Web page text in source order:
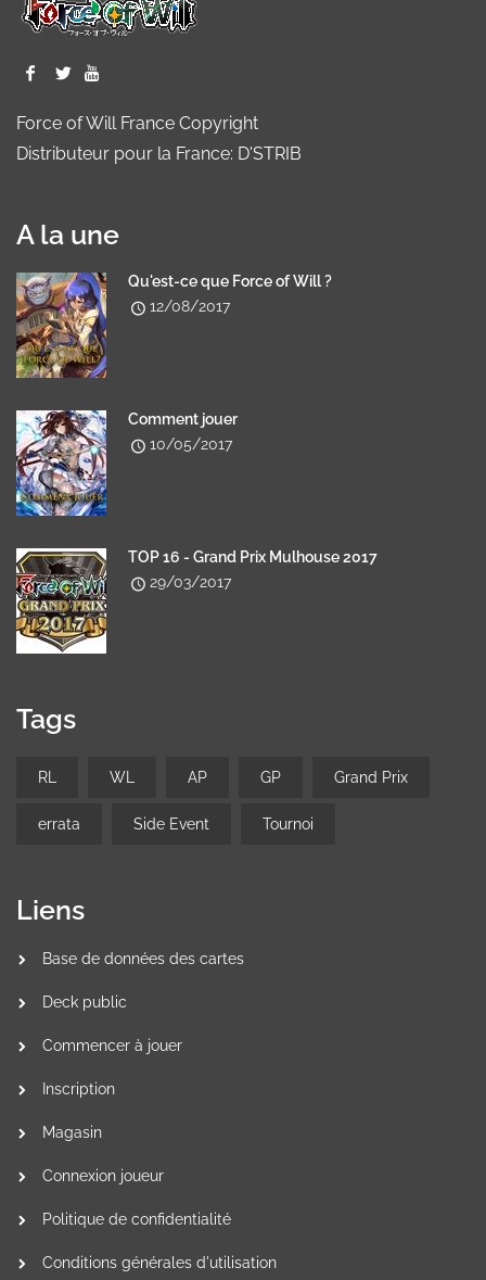
Force of Will France Copyright
Distributeur pour la France: D'STRIB
A la une
Qu'est-ce que Force of Will ?
12/08/2017
Comment jouer
10/05/2017
TOP 16 - Grand Prix Mulhouse 2017
29/03/2017
Tags
RL WL AP GP Grand Prix
errata Side Event Tournoi
Liens
Base de données des cartes
Deck public
Commencer à jouer
Inscription
Magasin
Connexion joueur
Politique de confidentialité
Conditions générales d'utilisation